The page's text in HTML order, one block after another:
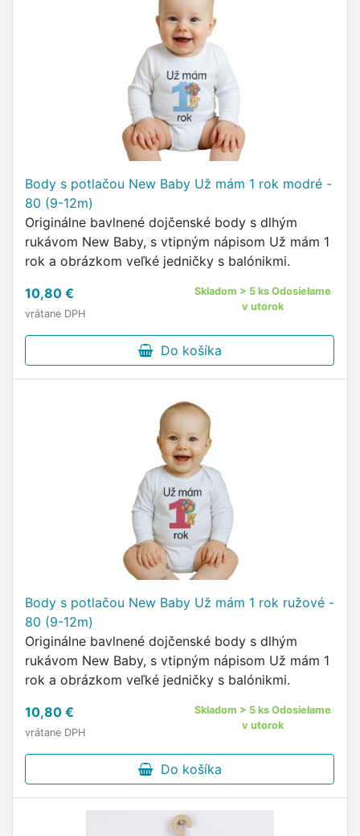
Body s potlačou New Baby Už mám 1 rok modré -
80 (9-12m)
Originálne bavlnené dojčenské body s dlhým
rukávom New Baby, s vtipným nápisom Už mám 1
rok a obrázkom veľké jedničky s balónikmi.
10,80 €
vrátane DPH
Skladom > 5 ks Odosielame
v utorok
Do košíka
Body s potlačou New Baby Už mám 1 rok ružové -
80 (9-12m)
Originálne bavlnené dojčenské body s dlhým
rukávom New Baby, s vtipným nápisom Už mám 1
rok a obrázkom veľké jedničky s balónikmi.
10,80 €
vrátane DPH
Skladom > 5 ks Odosielame
v utorok
Do košíka